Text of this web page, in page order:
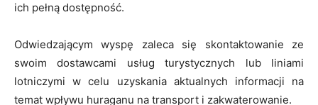
ich pełną dostępność.
Odwiedzającym wyspę zaleca się skontaktowanie ze
swoim dostawcami usług turystycznych lub liniami
lotniczymi w celu uzyskania aktualnych informacji na
temat wpływu huraganu na transport i zakwaterowanie.